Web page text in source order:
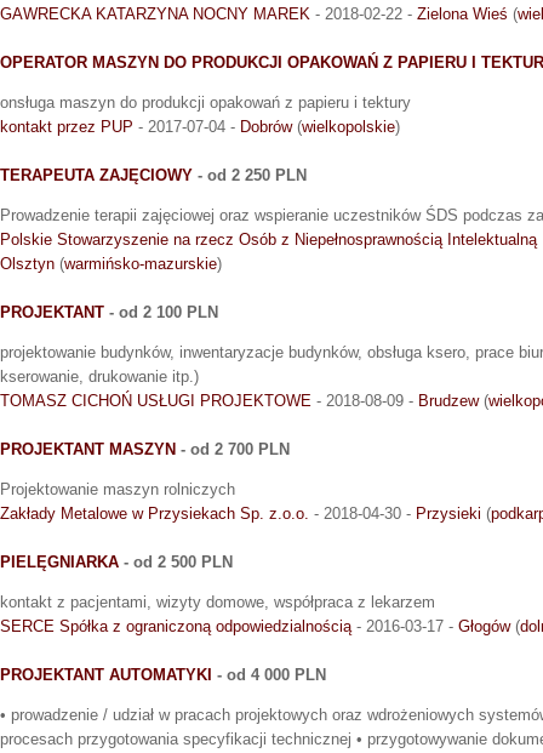
GAWRECKA KATARZYNA NOCNY MAREK - 2018-02-22 - Zielona Wieś (
OPERATOR MASZYN DO PRODUKCJI OPAKOWAŃ Z PAPIERU I
onsługa maszyn do produkcji opakowań z papieru i tektury
kontakt przez PUP - 2017-07-04 - Dobrów(wielkopolskie)
TERAPEUTA ZAJĘCIOWY - od 2 250 PLN
Prowadzenie terapii zajęciowej oraz wspieranie uczestników ŚDS podczas
Polskie Stowarzyszenie na rzecz Osób z Niepełnosprawnością Intelektualną
Olsztyn (warmińsko-mazurskie)
PROJEKTANT - od 2 100 PLN
projektowanie budynków, inwentaryzacje budynków, obsługa ksero, prace
kserowanie, drukowanie itp.)
TOMASZ CICHOŃ USŁUGI PROJEKTOWE - 2018-08-09 - Brudzew(
PROJEKTANT MASZYN - od 2 700 PLN
Projektowanie maszyn rolniczych
Zakłady Metalowe w Przysiekach Sp. z.o.o. - 2018-04-30 - Przysieki (
PIELĘGNIARKA - od 2 500 PLN
kontakt z pacjentami, wizyty domowe, współpraca z lekarzem
SERCE Spółka z ograniczoną odpowiedzialnością- 2016-03-17 - Głogów(
PROJEKTANT AUTOMATYKI - od 4 000 PLN
• prowadzenie / udział w pracach projektowych oraz wdrożeniowych
procesach przygotowania specyfikacji technicznej • przygotowywanie